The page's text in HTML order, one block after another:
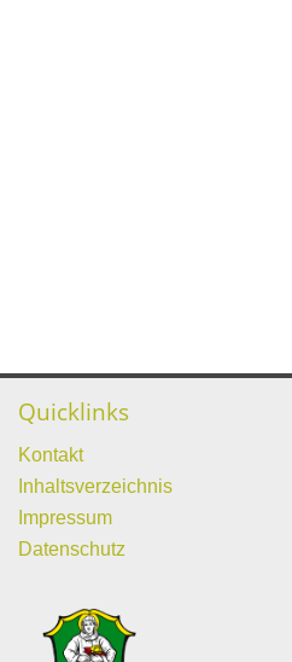
Quicklinks
Kontakt
Inhaltsverzeichnis
Impressum
Datenschutz